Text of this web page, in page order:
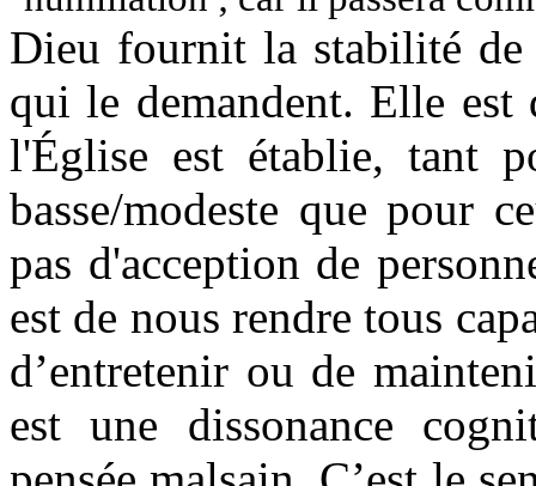
Dieu fournit la stabilité de
qui le demandent. Elle
l'Église est établie, tant
basse/modeste que pour
pas d'acception de
est de nous rendre tous
d’entretenir ou de
est une dissonance